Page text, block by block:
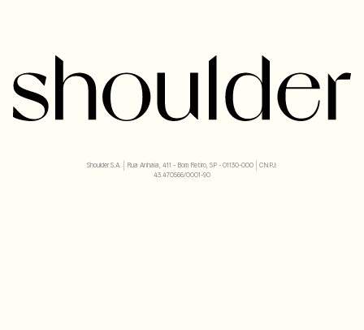
Shoulder S.A. | Rua Anhaia, 411 - Bom Retiro, SP - 01130-000 | CNPJ:
43.470566/0001-90